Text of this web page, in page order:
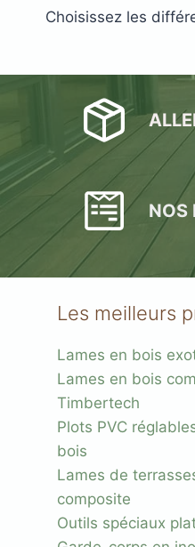
Choisissez les
NOS
Les meilleurs
Lames en bois
Lames en bois
Timbertech
Plots PVC
bois
Lames de
composite
Outils spéciaux